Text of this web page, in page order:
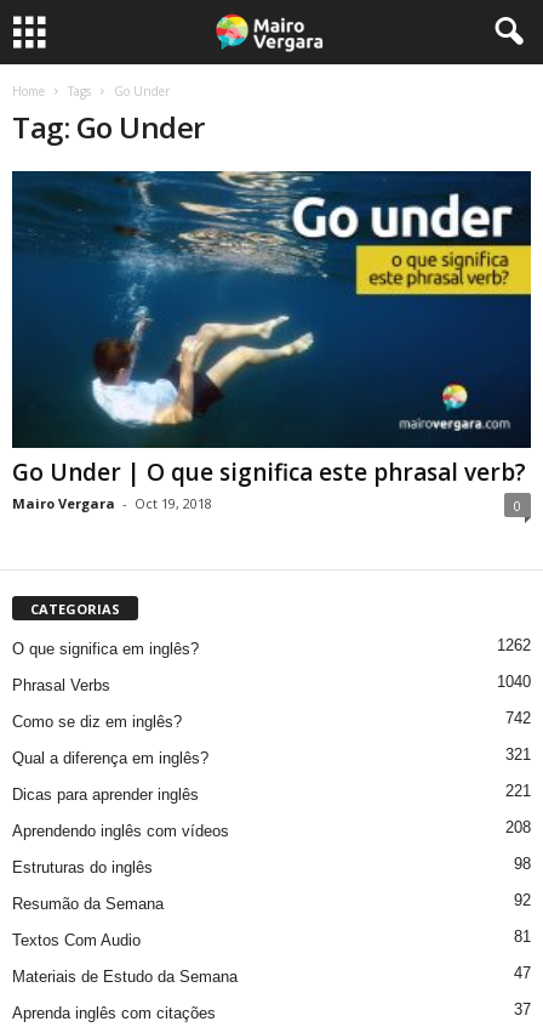
Home Tags Go Under
Tag: Go Under
Go Under | O que significa este phrasal verb?
Mairo Vergara - Oct 19, 2018 0
CATEGORIAS
O que significa em inglês? 1262
Phrasal Verbs 1040
Como se diz em inglês? 742
Qual a diferença em inglês? 321
Dicas para aprender inglês 221
Aprendendo inglês com vídeos 208
Estruturas do inglês 98
Resumão da Semana 92
Textos Com Audio 81
Materiais de Estudo da Semana 47
Aprenda inglês com citações 37